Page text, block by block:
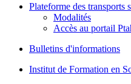
Plateforme des transports
Modalités
Accès au portail
Bulletins d'informations
Institut de Formation en